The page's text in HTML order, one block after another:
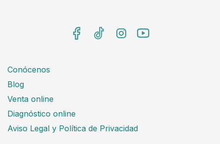
Conócenos
Blog
Venta online
Diagnóstico online
Aviso Legal y Política de Privacidad